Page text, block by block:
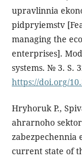
upravlinnia
pidpryiemstv
managing the
enterprises].
systems. № 3. S.
https://doi.org/
Hryhoruk P.,
ahrarnoho
zabezpechennia
current state of